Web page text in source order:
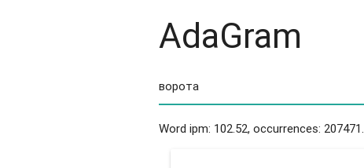
AdaGram
Word ipm: 102.52, occurrences: 207471.